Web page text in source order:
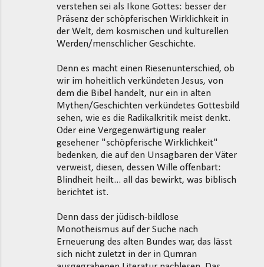
verstehen sei als Ikone Gottes: besser der
Präsenz der schöpferischen Wirklichkeit in
der Welt, dem kosmischen und kulturellen
Werden/menschlicher Geschichte.
Denn es macht einen Riesenunterschied, ob
wir im hoheitlich verkündeten Jesus, von
dem die Bibel handelt, nur ein in alten
Mythen/Geschichten verkündetes Gottesbild
sehen, wie es die Radikalkritik meist denkt.
Oder eine Vergegenwärtigung realer
gesehener "schöpferische Wirklichkeit"
bedenken, die auf den Unsagbaren der Väter
verweist, diesen, dessen Wille offenbart:
Blindheit heilt... all das bewirkt, was biblisch
berichtet ist.
Denn dass der jüdisch-bildlose
Monotheismus auf der Suche nach
Erneuerung des alten Bundes war, das lässt
sich nicht zuletzt in der in Qumran